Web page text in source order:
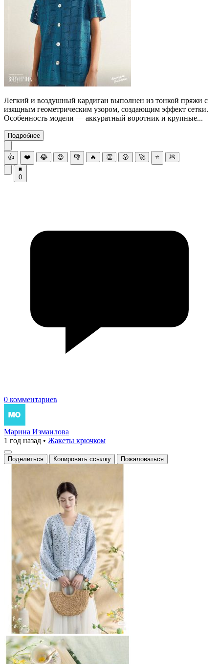
Легкий и воздушный кардиган выполнен из тонкой пряжи с
изящным геометрическим узором, создающим эффект сетки.
Особенность модели — аккуратный воротник и крупные...
Подробнее
👍 ❤️ 😂 😍 👎 🔥 👏 😮 🚀 ⭐ 💩
0
0 комментариев
Марина Измаилова
1 год назад • Жакеты крючком
Поделиться Копировать ссылку Пожаловаться